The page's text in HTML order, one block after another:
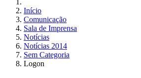
Início
Comunicação
Sala de Imprensa
Notícias
Notícias 2014
Sem Categoria
Logon